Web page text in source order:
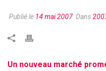
Publié le 14 mai 2007 Dans
Un nouveau marché